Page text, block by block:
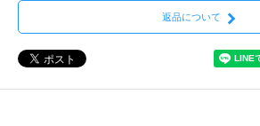
返品について